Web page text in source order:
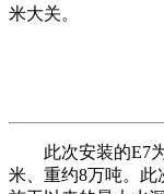
米大关。
此次安装的E7
米、重约8万吨。此